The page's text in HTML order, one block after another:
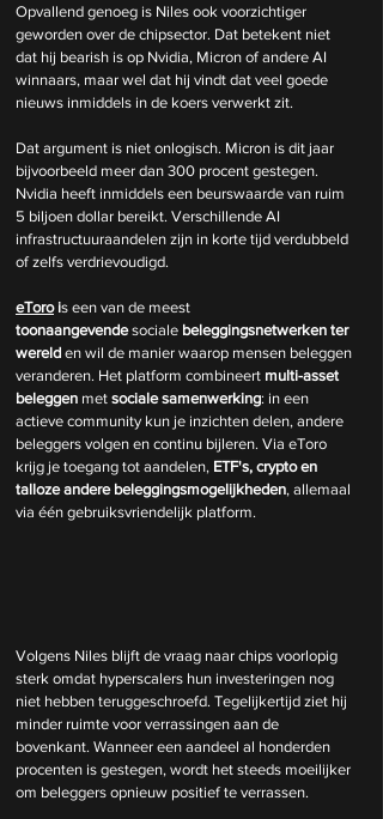
Opvallend genoeg is Niles ook voorzichtiger
geworden over de chipsector. Dat betekent niet
dat hij bearish is op Nvidia, Micron of andere AI
winnaars, maar wel dat hij vindt dat veel goede
nieuws inmiddels in de koers verwerkt zit.
Dat argument is niet onlogisch. Micron is dit jaar
bijvoorbeeld meer dan 300 procent gestegen.
Nvidia heeft inmiddels een beurswaarde van ruim
5 biljoen dollar bereikt. Verschillende AI
infrastructuuraandelen zijn in korte tijd verdubbeld
of zelfs verdrievoudigd.
eToro is een van de meest
toonaangevende sociale beleggingsnetwerken ter
wereld en wil de manier waarop mensen beleggen
veranderen. Het platform combineert multi-asset
beleggen met sociale samenwerking: in een
actieve community kun je inzichten delen, andere
beleggers volgen en continu bijleren. Via eToro
krijg je toegang tot aandelen, ETF's, crypto en
talloze andere beleggingsmogelijkheden, allemaal
via één gebruiksvriendelijk platform.
Volgens Niles blijft de vraag naar chips voorlopig
sterk omdat hyperscalers hun investeringen nog
niet hebben teruggeschroefd. Tegelijkertijd ziet hij
minder ruimte voor verrassingen aan de
bovenkant. Wanneer een aandeel al honderden
procenten is gestegen, wordt het steeds moeilijker
om beleggers opnieuw positief te verrassen.